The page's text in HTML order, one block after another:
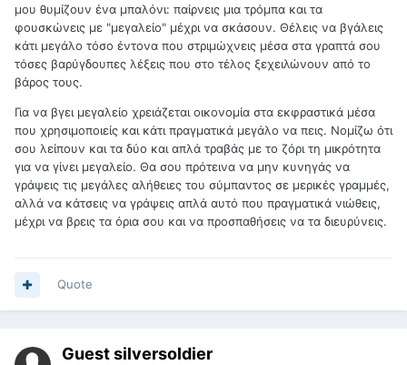
μου θυμίζουν ένα μπαλόνι: παίρνεις μια τρόμπα και τα
φουσκώνεις με "μεγαλείο" μέχρι να σκάσουν. Θέλεις να βγάλεις
κάτι μεγάλο τόσο έντονα που στριμώχνεις μέσα στα γραπτά σου
τόσες βαρύγδουπες λέξεις που στο τέλος ξεχειλώνουν από το
βάρος τους.
Για να βγει μεγαλείο χρειάζεται οικονομία στα εκφραστικά μέσα
που χρησιμοποιείς και κάτι πραγματικά μεγάλο να πεις. Νομίζω ότι
σου λείπουν και τα δύο και απλά τραβάς με το ζόρι τη μικρότητα
για να γίνει μεγαλείο. Θα σου πρότεινα να μην κυνηγάς να
γράψεις τις μεγάλες αλήθειες του σύμπαντος σε μερικές γραμμές,
αλλά να κάτσεις να γράψεις απλά αυτό που πραγματικά νιώθεις,
μέχρι να βρεις τα όρια σου και να προσπαθήσεις να τα διευρύνεις.
Quote
Guest silversoldier